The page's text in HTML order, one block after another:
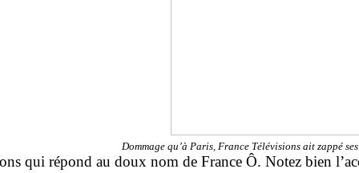
Dommage qu’à Paris, France Télévisions ait zappé
qui répond au doux nom de France Ô. Notez bien